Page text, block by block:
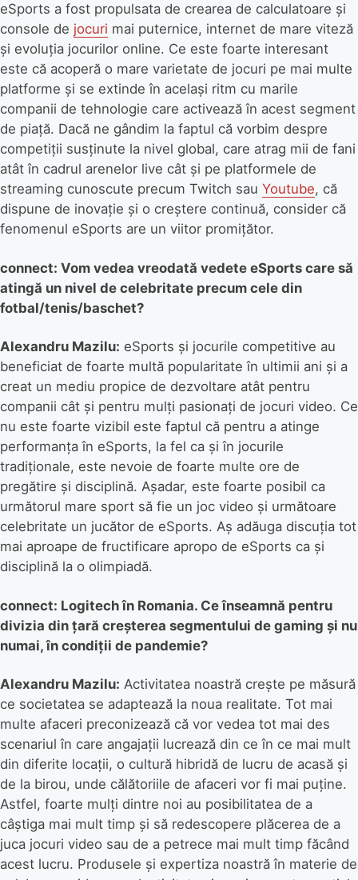
eSports a fost propulsata de crearea de calculatoare și
console de jocuri mai puternice, internet de mare viteză
și evoluția jocurilor online. Ce este foarte interesant
este că acoperă o mare varietate de jocuri pe mai multe
platforme și se extinde în același ritm cu marile
companii de tehnologie care activează în acest segment
de piață. Dacă ne gândim la faptul că vorbim despre
competiții susținute la nivel global, care atrag mii de fani
atât în cadrul arenelor live cât și pe platformele de
streaming cunoscute precum Twitch sau Youtube, că
dispune de inovație și o creștere continuă, consider că
fenomenul eSports are un viitor promițător.
connect: Vom vedea vreodată vedete eSports care să
atingă un nivel de celebritate precum cele din
fotbal/tenis/baschet?
Alexandru Mazilu: eSports și jocurile competitive au
beneficiat de foarte multă popularitate în ultimii ani și a
creat un mediu propice de dezvoltare atât pentru
companii cât și pentru mulți pasionați de jocuri video. Ce
nu este foarte vizibil este faptul că pentru a atinge
performanța în eSports, la fel ca și în jocurile
tradiționale, este nevoie de foarte multe ore de
pregătire și disciplină. Așadar, este foarte posibil ca
următorul mare sport să fie un joc video și următoare
celebritate un jucător de eSports. Aș adăuga discuția tot
mai aproape de fructificare apropo de eSports ca și
disciplină la o olimpiadă.
connect: Logitech în Romania. Ce înseamnă pentru
divizia din țară creșterea segmentului de gaming și nu
numai, în condiții de pandemie?
Alexandru Mazilu: Activitatea noastră crește pe măsură
ce societatea se adaptează la noua realitate. Tot mai
multe afaceri preconizează că vor vedea tot mai des
scenariul în care angajații lucrează din ce în ce mai mult
din diferite locații, o cultură hibridă de lucru de acasă și
de la birou, unde călătoriile de afaceri vor fi mai puține.
Astfel, foarte mulți dintre noi au posibilitatea de a
câștiga mai mult timp și să redescopere plăcerea de a
juca jocuri video sau de a petrece mai mult timp făcând
acest lucru. Produsele și expertiza noastră în materie de